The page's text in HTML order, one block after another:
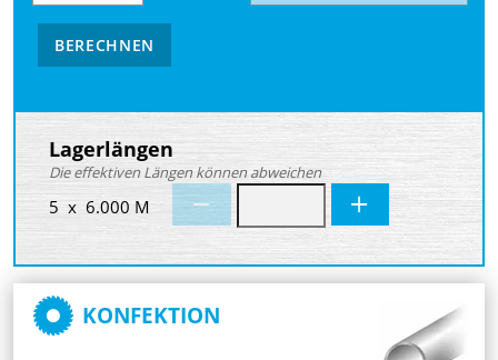
BERECHNEN
Lagerlängen
Die effektiven Längen können abweichen
5 x 6.000 M
KONFEKTION